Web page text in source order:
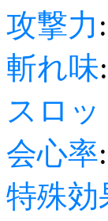
攻撃力
斬れ味:
スロッ
会心率
特殊効